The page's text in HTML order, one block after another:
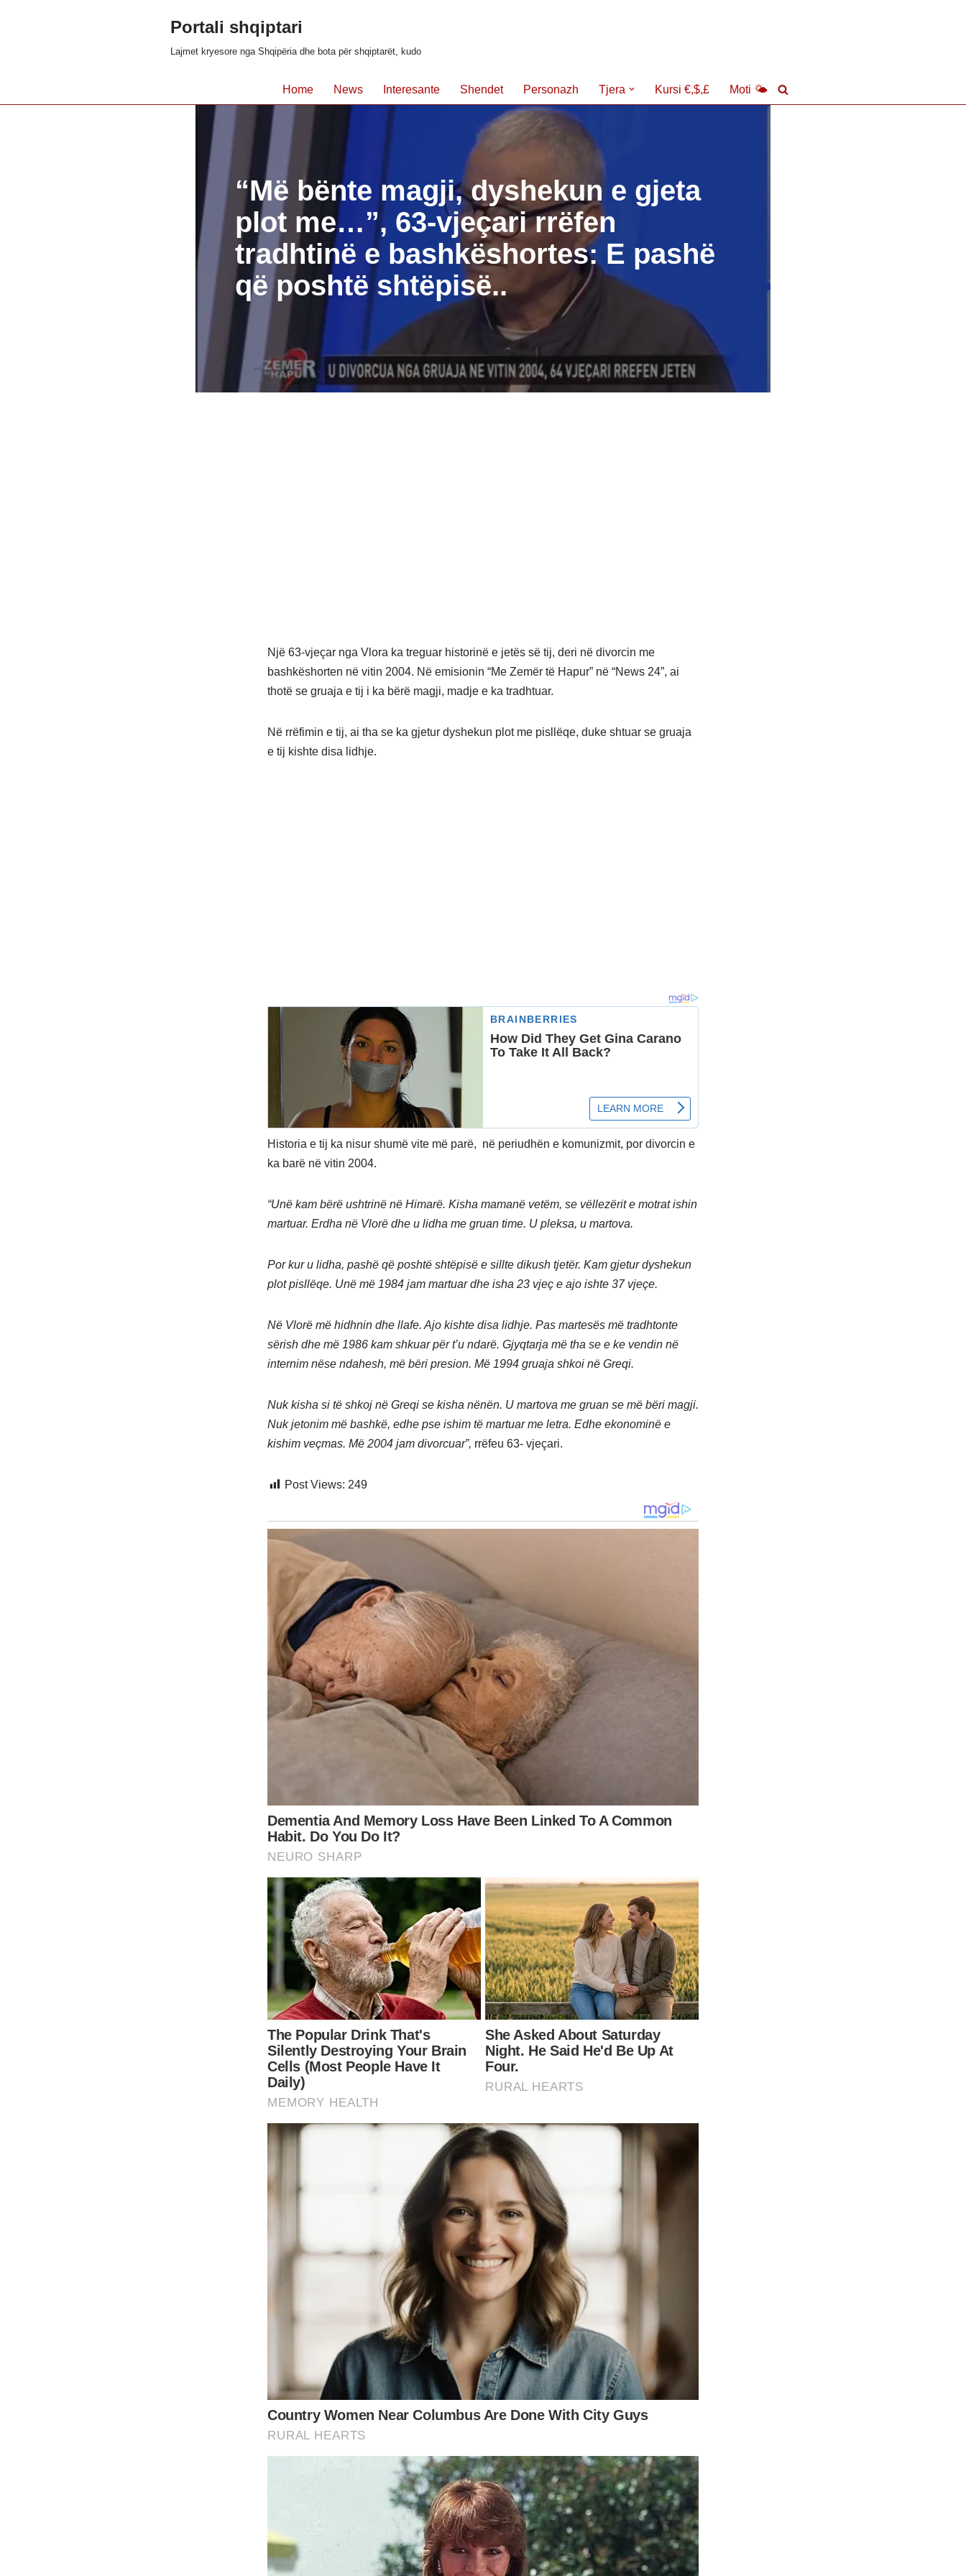
Portali shqiptari
Lajmet kryesore nga Shqipëria dhe bota për shqiptarët, kudo
Home News Interesante Shendet Personazh Tjera Kursi €,$,£ Moti 🌤
“Më bënte magji, dyshekun e gjeta
plot me…”, 63-vjeçari rrëfen
tradhtinë e bashkëshortes: E pashë
që poshtë shtëpisë..
Një 63-vjeçar nga Vlora ka treguar historinë e jetës së tij, deri në divorcin me
bashkëshorten në vitin 2004. Në emisionin “Me Zemër të Hapur” në “News 24”, ai
thotë se gruaja e tij i ka bërë magji, madje e ka tradhtuar.
Në rrëfimin e tij, ai tha se ka gjetur dyshekun plot me pisllëqe, duke shtuar se gruaja
e tij kishte disa lidhje.
Historia e tij ka nisur shumë vite më parë, në periudhën e komunizmit, por divorcin e
ka barë në vitin 2004.
“Unë kam bërë ushtrinë në Himarë. Kisha mamanë vetëm, se vëllezërit e motrat ishin
martuar. Erdha në Vlorë dhe u lidha me gruan time. U pleksa, u martova.
Por kur u lidha, pashë që poshtë shtëpisë e sillte dikush tjetër. Kam gjetur dyshekun
plot pisllëqe. Unë më 1984 jam martuar dhe isha 23 vjeç e ajo ishte 37 vjeçe.
Në Vlorë më hidhnin dhe llafe. Ajo kishte disa lidhje. Pas martesës më tradhtonte
sërish dhe më 1986 kam shkuar për t’u ndarë. Gjyqtarja më tha se e ke vendin në
internim nëse ndahesh, më bëri presion. Më 1994 gruaja shkoi në Greqi.
Nuk kisha si të shkoj në Greqi se kisha nënën. U martova me gruan se më bëri magji.
Nuk jetonim më bashkë, edhe pse ishim të martuar me letra. Edhe ekonominë e
kishim veçmas. Më 2004 jam divorcuar”, rrëfeu 63- vjeçari.
Post Views: 249